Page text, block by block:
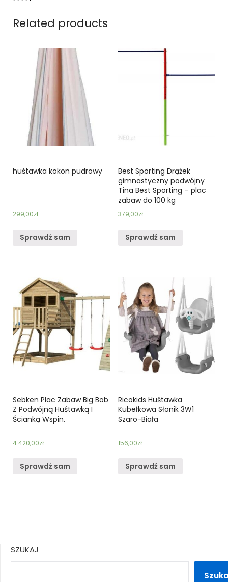
Related products
huśtawka kokon pudrowy
299,00zł
Sprawdź sam
Best Sporting Drążek
gimnastyczny podwójny
Tina Best Sporting – plac
zabaw do 100 kg
379,00zł
Sprawdź sam
Sebken Plac Zabaw Big Bob
Z Podwójną Huśtawką I
Ścianką Wspin.
4 420,00zł
Sprawdź sam
Ricokids Huśtawka
Kubełkowa Słonik 3W1
Szaro-Biała
156,00zł
Sprawdź sam
SZUKAJ